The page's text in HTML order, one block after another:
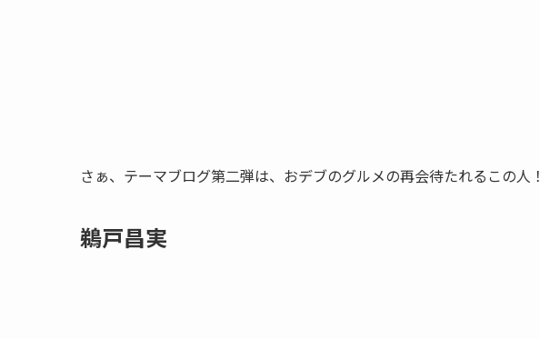
さぁ、テーマブログ第二弾は、おデブのグルメの再会待たれるこの人！
鵜戸昌実